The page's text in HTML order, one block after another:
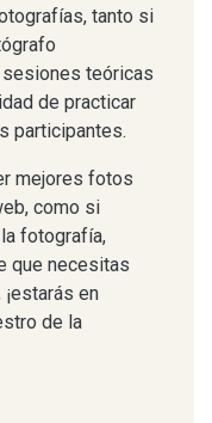
tanto si
teóricas
de practicar
participantes.
mejores fotos
como si
fotografía,
que necesitas
en
de la